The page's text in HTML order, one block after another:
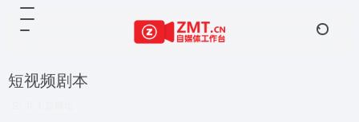
短视频剧本